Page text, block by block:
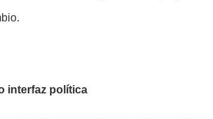
interfaz política